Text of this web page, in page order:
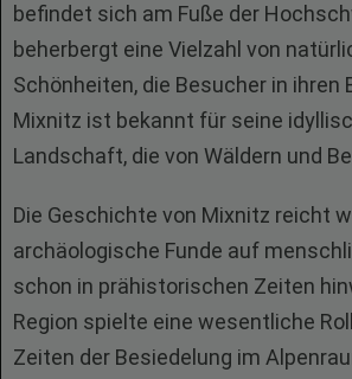
befindet sich am Fuße der
beherbergt eine Vielzahl von
Schönheiten, die Besucher in ihren
Mixnitz ist bekannt für seine
Landschaft, die von Wäldern und
Die Geschichte von Mixnitz reicht
archäologische Funde auf
schon in prähistorischen Zeiten
Region spielte eine wesentliche
Zeiten der Besiedelung im